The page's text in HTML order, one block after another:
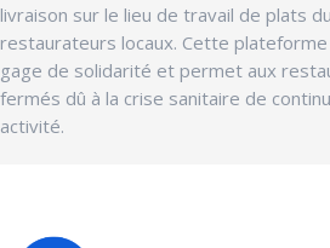
livraison sur le lieu de travail de plats
restaurateurs locaux. Cette
gage de solidarité et permet aux
fermés dû à la crise sanitaire de
activité.